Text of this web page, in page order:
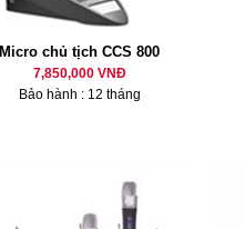
Micro chủ tịch CCS 800
7,850,000 VNĐ
Bảo hành : 12 tháng